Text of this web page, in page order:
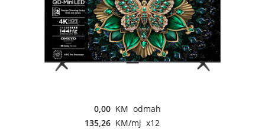
0,00 KM odmah
135,26 KM/mj x12